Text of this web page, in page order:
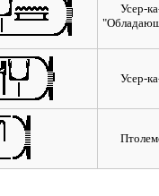
Усер-
Усер-